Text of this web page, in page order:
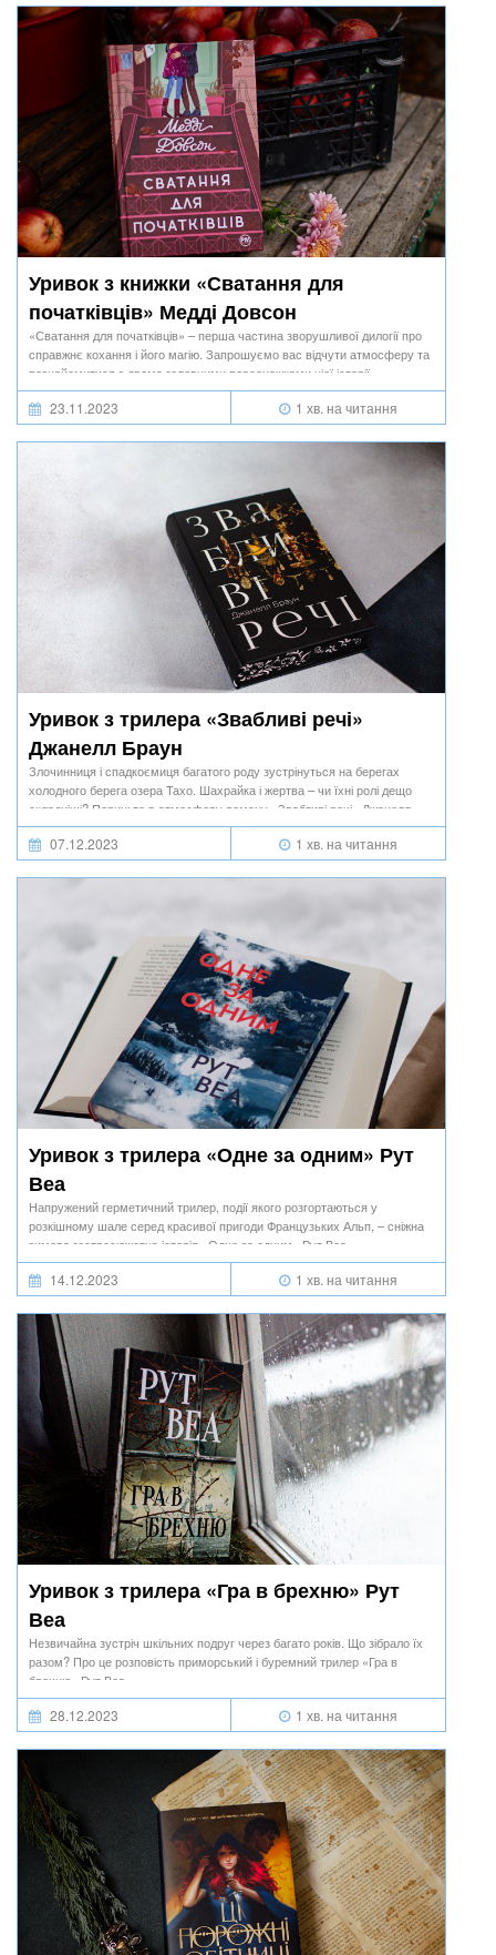
Уривок з книжки «Сватання для
початківців» Медді Довсон
«Сватання для початківців» – перша частина зворушливої дилогії про
справжнє кохання і його магію. Запрошуємо вас відчути атмосферу та
познайомитися з двома головними персонажками цієї історії.
23.11.2023 1 хв. на читання
Уривок з трилера «Звабливі речі»
Джанелл Браун
Злочинниця і спадкоємиця багатого роду зустрінуться на берегах
холодного берега озера Тахо. Шахрайка і жертва – чи їхні ролі дещо
складніші? Пориньте в атмосферу роману «Звабливі речі» Джанелл
Браун.
07.12.2023 1 хв. на читання
Уривок з трилера «Одне за одним» Рут
Веа
Напружений герметичний трилер, події якого розгортаються у
розкішному шале серед красивої пригоди Французьких Альп, – сніжна
зимова гостросюжетна історія «Одне за одним» Рут Веа.
14.12.2023 1 хв. на читання
Уривок з трилера «Гра в брехню» Рут
Веа
Незвичайна зустріч шкільних подруг через багато років. Що зібрало їх
разом? Про це розповість приморський і буремний трилер «Гра в
брехню» Рут Веа.
28.12.2023 1 хв. на читання